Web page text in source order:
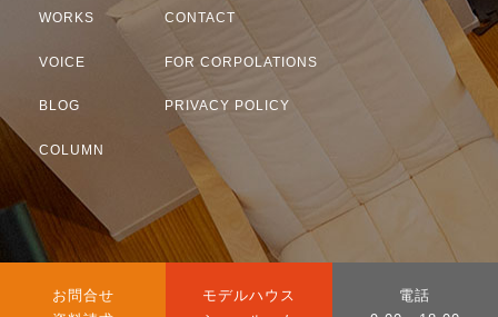
お問合せ
モデルハウス
電話
WORKS
VOICE
BLOG
COLUMN
CONTACT
FOR CORPOLATIONS
PRIVACY POLICY